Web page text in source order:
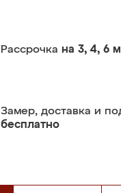
Рассрочка на 3, 4, 6
Замер, доставка и
бесплатно